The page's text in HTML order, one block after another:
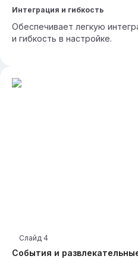
Интеграция и гибкость
Обеспечивает легкую
и гибкость в настройке.
События и
Слайд 4